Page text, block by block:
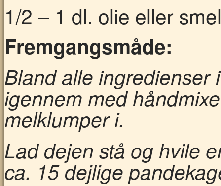
1/2 – 1 dl. olie eller
Fremgangsmåde:
Bland alle ingredienser
igennem med
melklumper i.
Lad dejen stå og hvile
ca. 15 dejlige